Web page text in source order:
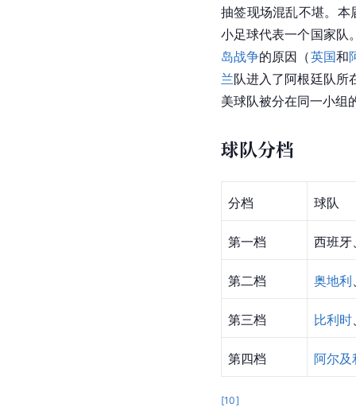
抽签现场混乱不堪。
小足球代表一个国家队
岛战争的原因（英国和
兰队进入了阿根廷队所
美球队被分在同一小组
球队分档
分档 球队
第一档 西班牙
第二档 奥地利
第三档 比利时
第四档 阿尔及
[10]